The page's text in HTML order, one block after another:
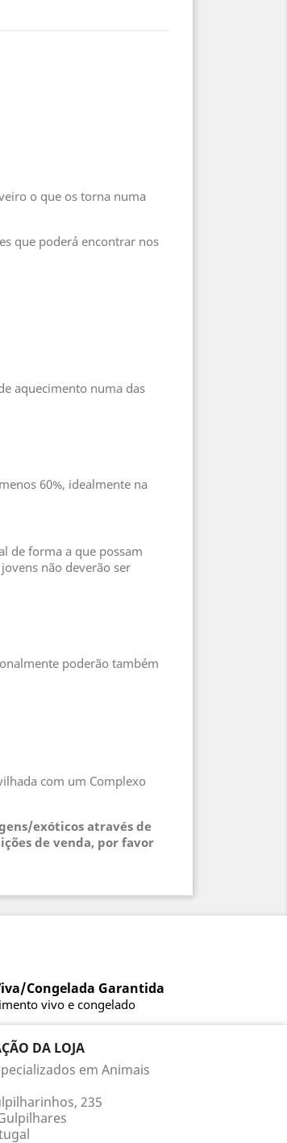
o que os torna numa
que poderá encontrar nos
aquecimento numa das
60%, idealmente na
de forma a que possam
não deverão ser
poderão também
com um Complexo
exóticos através de
de venda, por favor
Congelada Garantida
vivo e congelado
DA LOJA
em Animais
235